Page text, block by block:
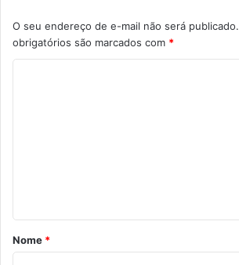
O seu endereço de e-mail não será publicado.
obrigatórios são marcados com *
r
Nome *